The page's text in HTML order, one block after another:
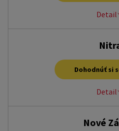
Detail
OC Zemplín, Andreja Sládkoviča
michalovce@homecredit.sk
+421 33 7767 433
Detail
Dohodnúť si
OC Centro Nitra, Akademická 1/
po – ne, 9:00 – 20:00 hod.
Nové